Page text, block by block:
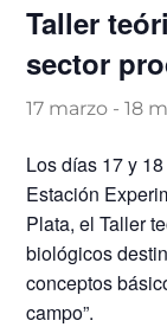
Taller
sector
17 marzo -18
Los días 17 y
Estación
Plata, el Taller
biológicos
conceptos
campo”.